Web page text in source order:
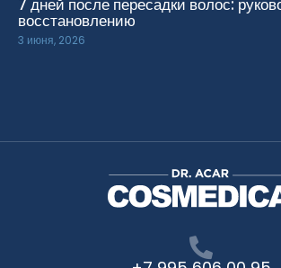
7 дней после пересадки волос:
восстановлению
3 июня, 2026